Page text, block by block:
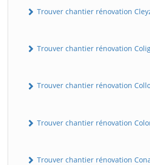
Trouver chantier rénovation
Trouver chantier rénovation
Trouver chantier rénovation
Trouver chantier rénovation
Trouver chantier rénovationBatiWebPro